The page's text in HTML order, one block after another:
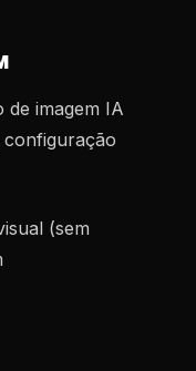
de imagem IA
configuração
(sem